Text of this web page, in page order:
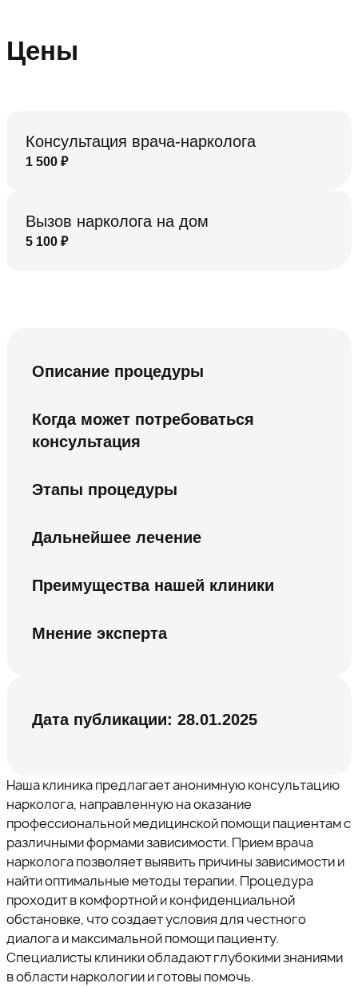
Цены
Консультация врача-нарколога
1 500 ₽
Вызов нарколога на дом
5 100 ₽
Описание процедуры
Когда может потребоваться
консультация
Этапы процедуры
Дальнейшее лечение
Преимущества нашей клиники
Мнение эксперта
Дата публикации: 28.01.2025
Наша клиника предлагает анонимную консультацию
нарколога, направленную на оказание
профессиональной медицинской помощи пациентам с
различными формами зависимости. Прием врача
нарколога позволяет выявить причины зависимости и
найти оптимальные методы терапии. Процедура
проходит в комфортной и конфиденциальной
обстановке, что создает условия для честного
диалога и максимальной помощи пациенту.
Специалисты клиники обладают глубокими знаниями
в области наркологии и готовы помочь.